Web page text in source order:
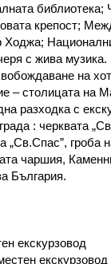
библиотека;
крепост;
с жива
на
– столицата на
разходка с
: черквата
„Св.Спас”, гроба
чаршия,
България.
екскурзовод
екскурзовод